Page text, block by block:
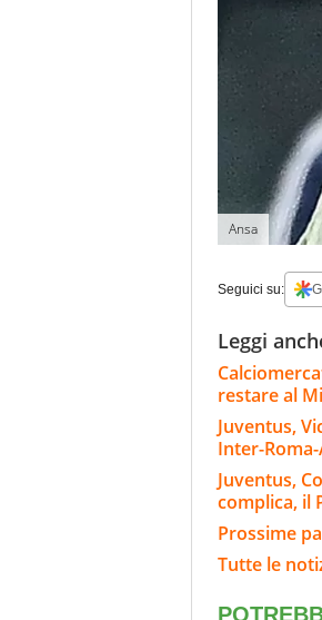
Ansa
Seguici su:
Leggi
restare al
Juventus,
Inter-
Juventus,
complica, il
Prossime
Tutte le